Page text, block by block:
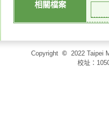
相關檔案
Copyright © 2022 Taipei
校址：